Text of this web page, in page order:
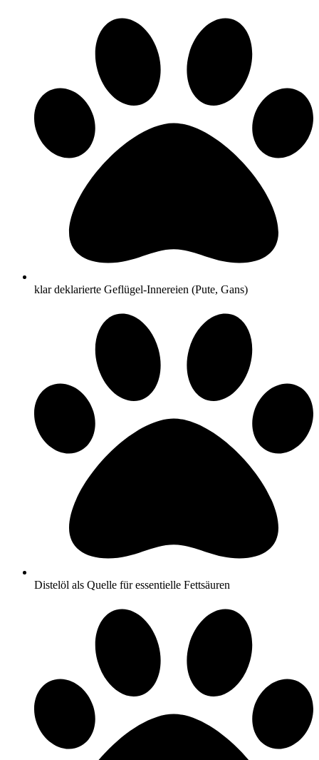
klar deklarierte Geflügel-Innereien (Pute, Gans)
Distelöl als Quelle für essentielle Fettsäuren